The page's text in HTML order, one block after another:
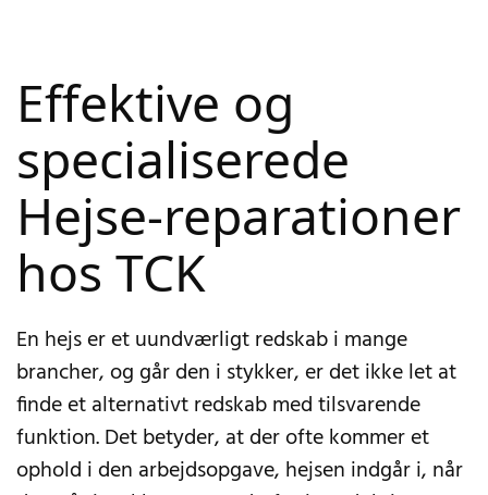
Effektive og
specialiserede
Hejse-reparationer
hos TCK
En hejs er et uundværligt redskab i mange
brancher, og går den i stykker, er det ikke let at
finde et alternativt redskab med tilsvarende
funktion. Det betyder, at der ofte kommer et
ophold i den arbejdsopgave, hejsen indgår i, når